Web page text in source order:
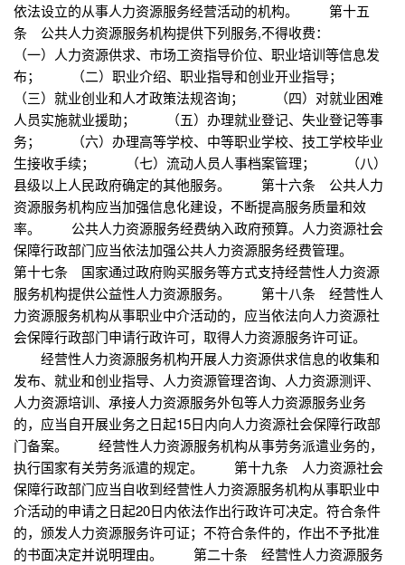
依法设立的从事人力资源服务经营活动的机构。 第十五
条 公共人力资源服务机构提供下列服务,不得收费：
（一）人力资源供求、市场工资指导价位、职业培训等信息发
布； （二）职业介绍、职业指导和创业开业指导；
（三）就业创业和人才政策法规咨询； （四）对就业困难
人员实施就业援助； （五）办理就业登记、失业登记等事
务； （六）办理高等学校、中等职业学校、技工学校毕业
生接收手续； （七）流动人员人事档案管理； （八）
县级以上人民政府确定的其他服务。 第十六条 公共人力
资源服务机构应当加强信息化建设，不断提高服务质量和效
率。 公共人力资源服务经费纳入政府预算。人力资源社会
保障行政部门应当依法加强公共人力资源服务经费管理。
第十七条 国家通过政府购买服务等方式支持经营性人力资源
服务机构提供公益性人力资源服务。 第十八条 经营性人
力资源服务机构从事职业中介活动的，应当依法向人力资源社
会保障行政部门申请行政许可，取得人力资源服务许可证。
经营性人力资源服务机构开展人力资源供求信息的收集和
发布、就业和创业指导、人力资源管理咨询、人力资源测评、
人力资源培训、承接人力资源服务外包等人力资源服务业务
的，应当自开展业务之日起15日内向人力资源社会保障行政部
门备案。 经营性人力资源服务机构从事劳务派遣业务的，
执行国家有关劳务派遣的规定。 第十九条 人力资源社会
保障行政部门应当自收到经营性人力资源服务机构从事职业中
介活动的申请之日起20日内依法作出行政许可决定。符合条件
的，颁发人力资源服务许可证；不符合条件的，作出不予批准
的书面决定并说明理由。 第二十条 经营性人力资源服务